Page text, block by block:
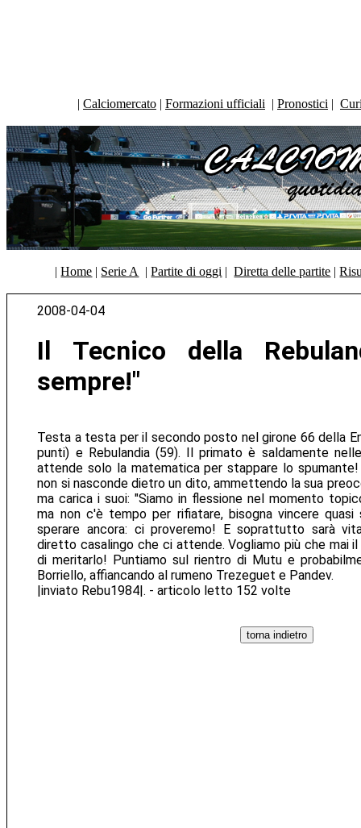
| Calciomercato | Formazioni ufficiali | Pronostici |
|Home | Serie A |Partite di oggi |Diretta delle partite |
2008-04-04
Il Tecnico della
sempre!"
Testa a testa per il secondo posto nel girone 66 della
punti) e Rebulandia (59). Il primato è saldamente
attende solo la matematica per stappare lo
non si nasconde dietro un dito, ammettendo la sua
ma carica i suoi: "Siamo in flessione nel momento
ma non c'è tempo per rifiatare, bisogna vincere
sperare ancora: ci proveremo! E soprattutto sarà
diretto casalingo che ci attende. Vogliamo più che mai
di meritarlo! Puntiamo sul rientro di Mutu e
Borriello, affiancando al rumeno Trezeguet e Pandev.
|inviato Rebu1984|. - articolo letto 152 volte